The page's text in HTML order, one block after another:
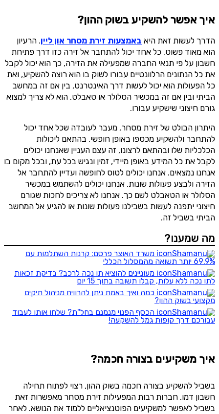
איך אפשר להשקיע בשוק ההון?
הדרך לעשות זאת היא באמצעות זירת מסחר און ליין. הרעיון
הוא מאוד פשוט. כל אחד יכול להתחבר אל זירה כזו דרך פתיחת
חשבון על פי תנאי החברה שמפעילה את הזירה, כך הוא יכול לקבל
את כל הנתונים הרלוונטיים עבורו לשוק בו הוא רוצה להשקיע, ואת
כל הפעולות הוא יכול לעשות דרך האינטרנט, בין אם זה במחשב
הביתי ובין אם זה במכשיר הסלולר או טאבלט. הוא לא צריך למצוא
גורם חיצוני שישקיע עבורו.
היתרון הבולט של זירת מסחר, מעבר לעובדה שכל אחד יכול
להתחבר ולהשקיע מכספו באופן חופשי, בהתאם ליכולות
הכלכליות שלו ובהתאם לרצונו, זה עצם העניין שאנחנו יכולים
לקבל את כל המידע באופן מיידי, זמין ונגיש בכל עת, ובכל מקום בו
אנחנו נמצאים. אנחנו יכולים לטוס לחופשה ועדיין להתחבר אל
הזירה ולבצע פעולות שונות, אנחנו יכולים להשתמש במכשיר
הסלולר או הטאבלט לשם כך. אנחנו לא צריכים לחכות שגורם
חיצוני יתפנה לעשות בשבילנו פעולות שונות או להגיע אל המחשב
הביתי בשביל זה.
מה שמענו?
משרד האוצר פרסם: קרנות השתלמות עם
69.9% יותר תשואה מהמסלול הכללי
מעוניינים להוציא תו נכה לרכב? בדיקת זכאות
לתו נכה ללא עלות, קבלו תשובה בתוך 15 יום
כמה ואיך באמת ניתן להרוויח מניהול תיקים
מקצועי בשוק ההון?
הכסף הפנוי מנמנם בחל"ת? שלחו אותו לעבוד
עבורכם דרך קופות גמל להשקעה!
איך משקיעים בצורה חכמה?
בשביל להשקיע בצורה חכמה בשוק ההון, רצוי לפתוח תחילה
חשבון דמו. חברות רבות המפעילות זירת מסחר מאפשרות זאת
בשביל לאפשר למשקיעים הפוטנציאליים ללמוד את הנושא. לאחר